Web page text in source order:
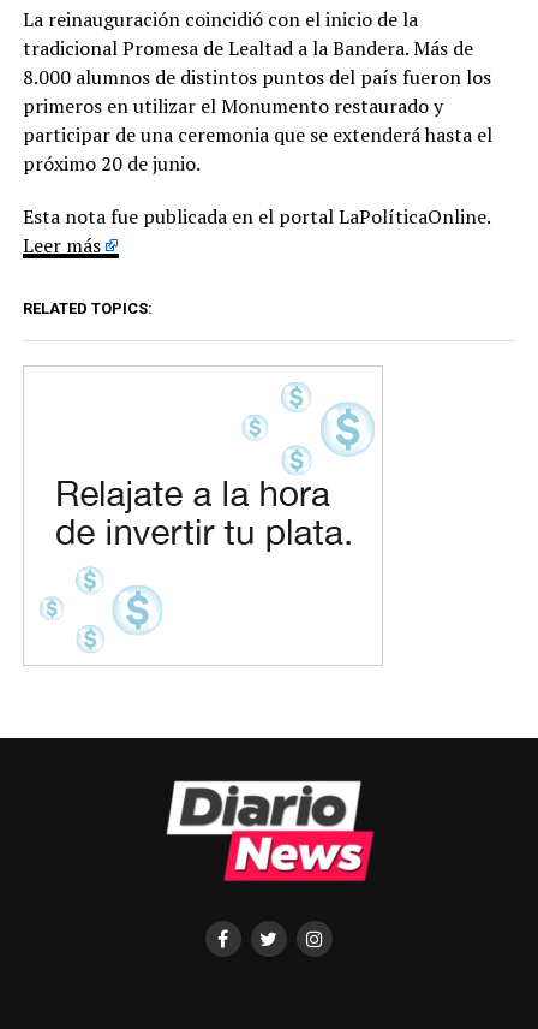
La reinauguración coincidió con el inicio de la
tradicional Promesa de Lealtad a la Bandera. Más de
8.000 alumnos de distintos puntos del país fueron los
primeros en utilizar el Monumento restaurado y
participar de una ceremonia que se extenderá hasta el
próximo 20 de junio.
Esta nota fue publicada en el portal LaPolíticaOnline.
Leer más
RELATED TOPICS: